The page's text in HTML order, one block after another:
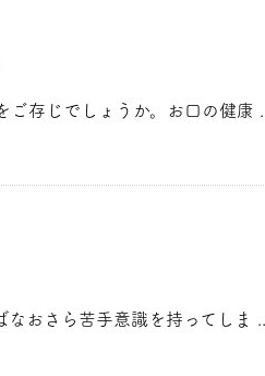
存じでしょうか。お口の健康 ...
おさら苦手意識を持ってしま ...